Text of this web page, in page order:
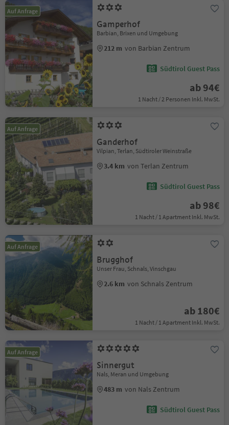
Auf Anfrage
Gamperhof
Barbian, Brixen und Umgebung
212 m von Barbian Zentrum
Südtirol Guest Pass
ab 94€
1 Nacht / 2 Personen Inkl. MwSt.
Auf Anfrage
Ganderhof
Vilpian, Terlan, Südtiroler Weinstraße
3.4 km von Terlan Zentrum
Südtirol Guest Pass
ab 98€
1 Nacht / 1 Apartment Inkl. MwSt.
Auf Anfrage
Brugghof
Unser Frau, Schnals, Vinschgau
2.6 km von Schnals Zentrum
ab 180€
1 Nacht / 1 Apartment Inkl. MwSt.
Auf Anfrage
Sinnergut
Nals, Meran und Umgebung
483 m von Nals Zentrum
Südtirol Guest Pass